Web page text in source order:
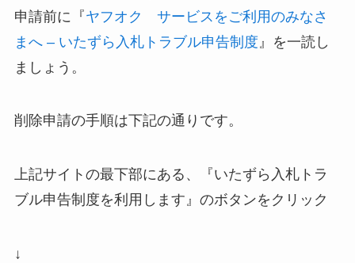
申請前に『ヤフオク サービスをご利用のみなさ
まへ – いたずら入札トラブル申告制度 』を一読し
ましょう。
削除申請の手順は下記の通りです。
上記サイトの最下部にある、『いたずら入札トラ
ブル申告制度を利用します』のボタンをクリック
↓